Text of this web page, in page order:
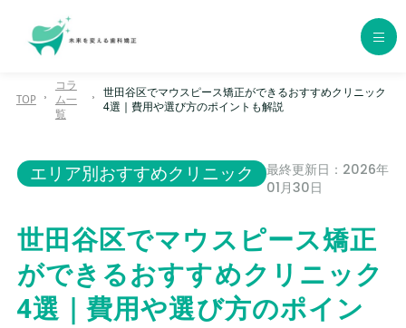
ホーム
歯科矯正の種類
年代別おすすめクリニック
クリニック一覧
TOP
コラ
ム一
覧
世田谷区でマウスピース矯正ができるおすすめクリニック
4選｜費用や選び方のポイントも解説
エリア別おすすめクリニック
最終更新日：2026年
01月30日
世田谷区でマウスピース矯正
ができるおすすめクリニック
4選｜費用や選び方のポイン